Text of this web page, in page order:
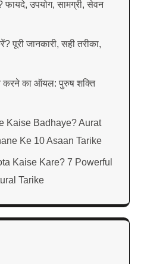
फायदे, उपयोग, सामग्री, सेवन
पूरी जानकारी, सही तरीका,
करने का ऑयल: पुरुष शक्ति
Kaise Badhaye? Aurat
Ke 10 Asaan Tarike
Kaise Kare? 7 Powerful
Tarike